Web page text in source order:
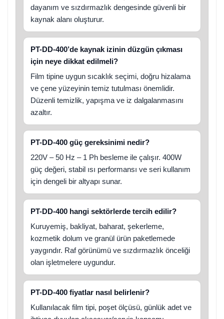
dayanım ve sızdırmazlık dengesinde güvenli bir
kaynak alanı oluşturur.
PT-DD-400’de kaynak izinin düzgün çıkması
için neye dikkat edilmeli?
Film tipine uygun sıcaklık seçimi, doğru hizalama
ve çene yüzeyinin temiz tutulması önemlidir.
Düzenli temizlik, yapışma ve iz dalgalanmasını
azaltır.
PT-DD-400 güç gereksinimi nedir?
220V – 50 Hz – 1 Ph besleme ile çalışır. 400W
güç değeri, stabil ısı performansı ve seri kullanım
için dengeli bir altyapı sunar.
PT-DD-400 hangi sektörlerde tercih edilir?
Kuruyemiş, bakliyat, baharat, şekerleme,
kozmetik dolum ve granül ürün paketlemede
yaygındır. Raf görünümü ve sızdırmazlık önceliği
olan işletmelere uygundur.
PT-DD-400 fiyatlar nasıl belirlenir?
Kullanılacak film tipi, poşet ölçüsü, günlük adet ve